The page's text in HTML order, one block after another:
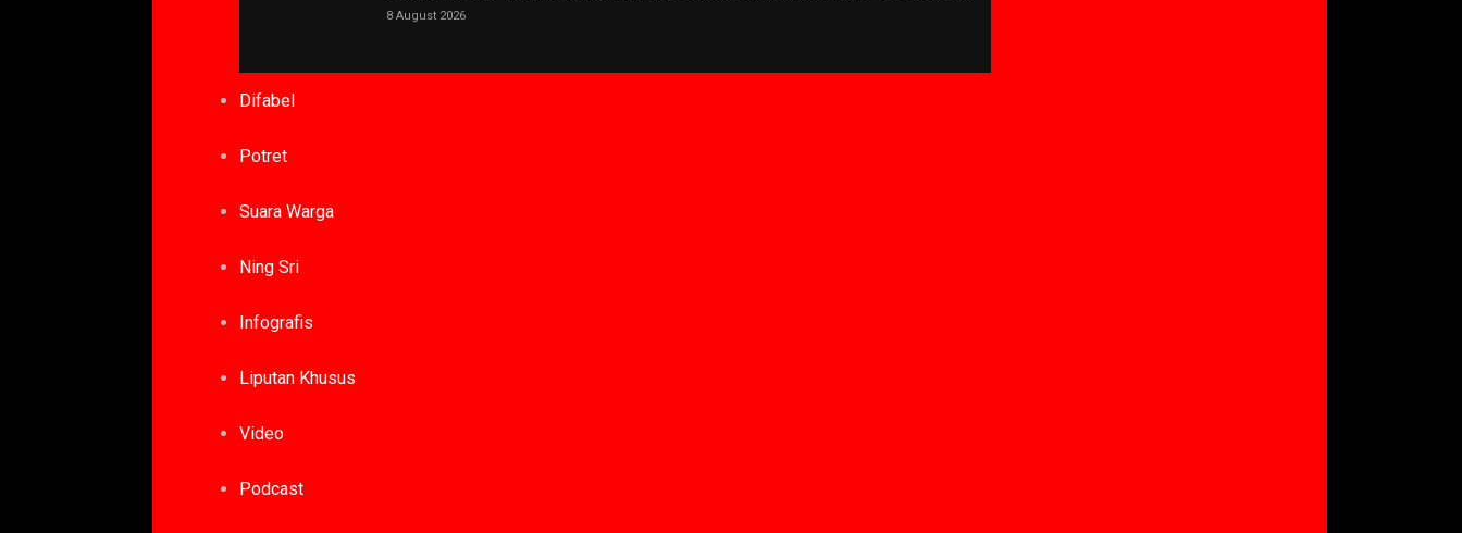
8 August 2026
Difabel
Potret
Suara Warga
Ning Sri
Infografis
Liputan Khusus
Video
Podcast